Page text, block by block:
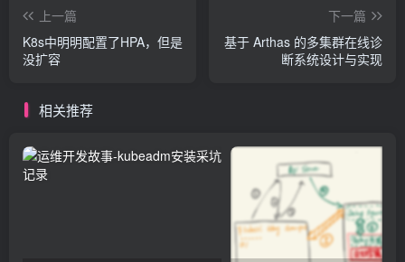
上一篇
K8s中明明配置了HPA，但是
没扩容
下一篇
基于 Arthas 的多集群在线诊
断系统设计与实现
相关推荐